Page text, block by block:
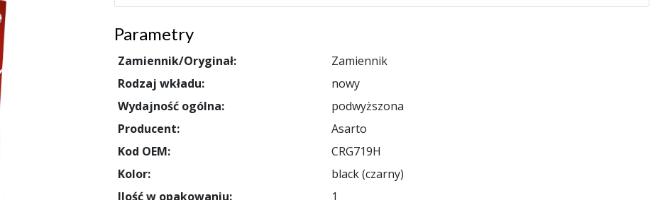
Parametry
Zamiennik/Oryginał:
Zamiennik
Rodzaj wkładu:
nowy
Wydajność ogólna:
podwyższona
Producent:
Asarto
Kod OEM:
CRG719H
Kolor:
black (czarny)
Ilość w opakowaniu:
1